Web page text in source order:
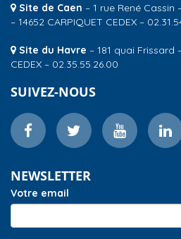
Site de Caen – 1 rue René Cassin
– 14652 CARPIQUET CEDEX –
Site du Havre – 181 quai Frissard
CEDEX – 02.35.55.26.00
SUIVEZ-NOUS
NEWSLETTER
Votre email